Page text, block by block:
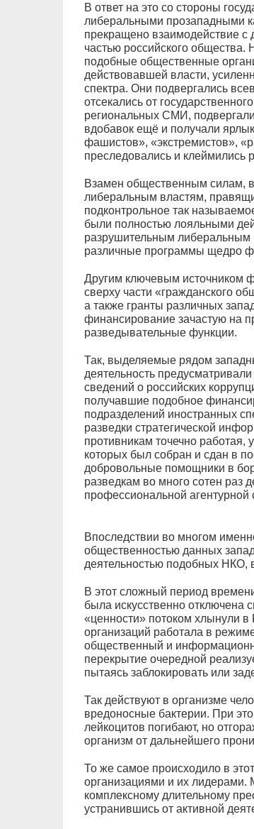
В ответ на это со стороны
либеральными прозападными
прекращено взаимодействие с
частью российского общества.
подобные общественные
действовавшей власти,
спектра. Они подвергались
отсекались от
региональных СМИ,
вдобавок ещё и получали
фашистов», «экстремистов»,
преследовались и клеймились
Взамен общественным силам,
либеральным властям,
подконтрольное так
были полностью лояльными
разрушительным либеральным
различные программы щедро
Другим ключевым источником
сверху части «гражданского
а также гранты различных
финансирование зачастую на
разведывательные функции.
Так, выделяемые рядом
деятельность
сведений о российских
получавшие подобное
подразделений иностранных
разведки стратегической
противникам точечно работая,
которых был собран и сдан в
добровольные помощники в
разведкам во много сотен раз
профессиональной агентурной
Впоследствии во многом
общественностью данных
деятельностью подобных НКО,
В этот сложный период
была искусственно отключена
«ценности» потоком хлынули в
организаций работала в
общественный и
перекрытие очередной
пытаясь заблокировать или
Так действуют в организме
вредоносные бактерии. При
лейкоцитов погибают, но
организм от дальнейшего
То же самое происходило в
организациями и их лидерами.
комплексному длительному
устранившись от активной